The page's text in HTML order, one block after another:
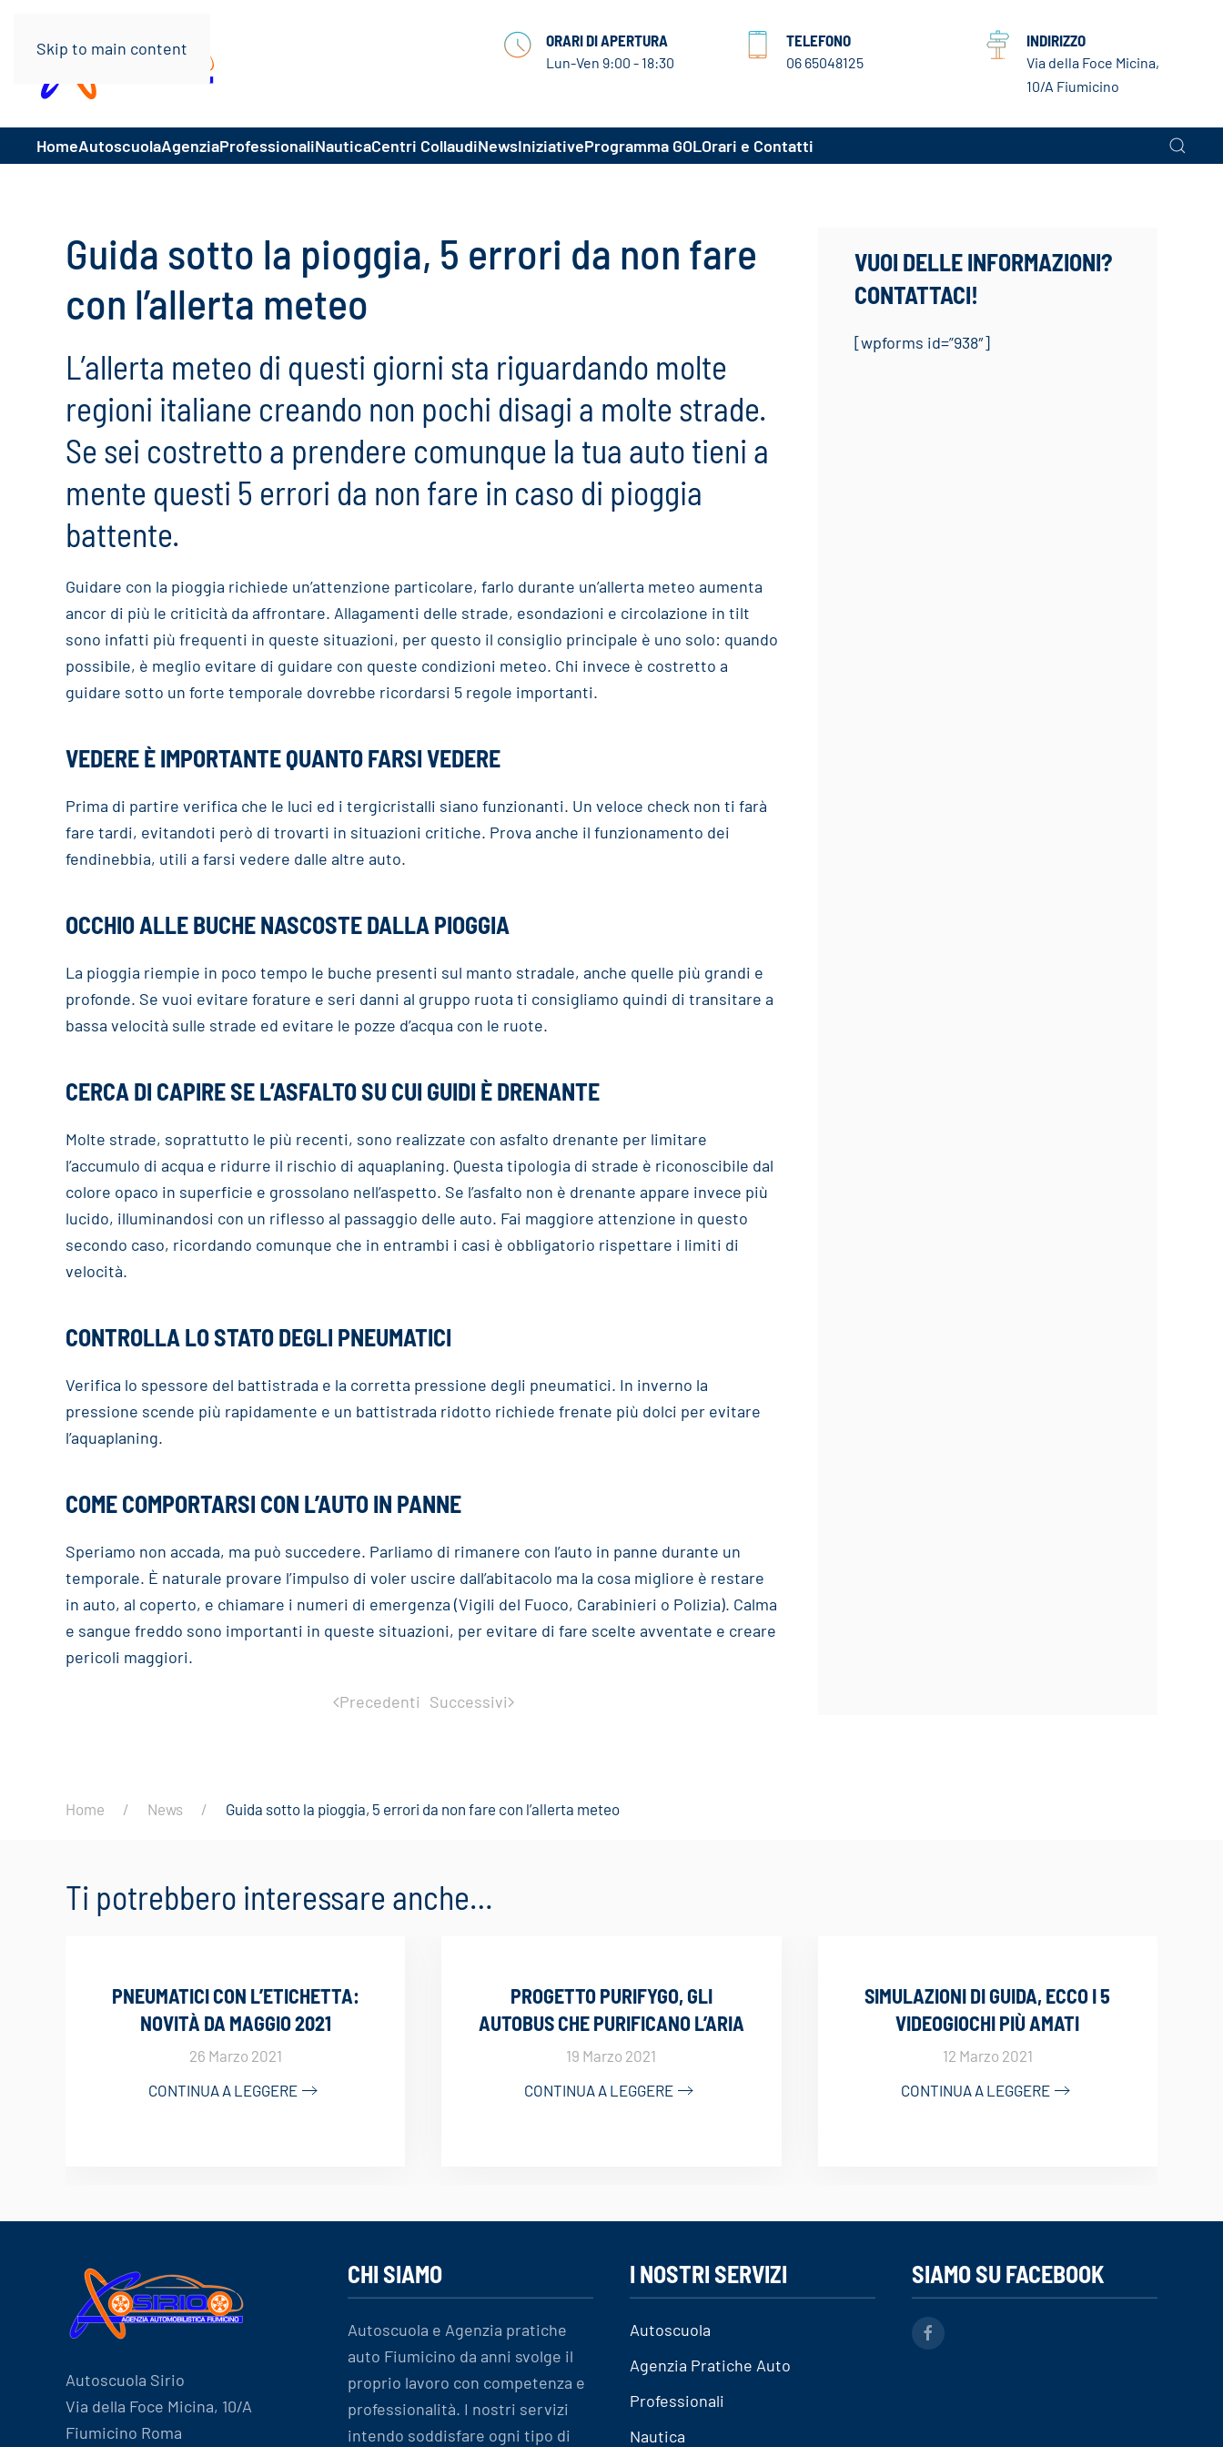
Skip to main content ORARI DI APERTURA
Lun-Ven 9:00 - 18:30
TELEFONO
06 65048125
INDIRIZZO
Via della Foce Micina,
10/A Fiumicino
HomeAutoscuolaAgenziaProfessionaliNauticaCentri CollaudiNewsIniziativeProgramma GOLOrari e Contatti
Guida sotto la pioggia, 5 errori da non fare
con l’allerta meteo
L’allerta meteo di questi giorni sta riguardando molte
regioni italiane creando non pochi disagi a molte strade.
Se sei costretto a prendere comunque la tua auto tieni a
mente questi 5 errori da non fare in caso di pioggia
battente.
Guidare con la pioggia richiede un’attenzione particolare, farlo durante un’allerta meteo aumenta
ancor di più le criticità da affrontare. Allagamenti delle strade, esondazioni e circolazione in tilt
sono infatti più frequenti in queste situazioni, per questo il consiglio principale è uno solo: quando
possibile, è meglio evitare di guidare con queste condizioni meteo. Chi invece è costretto a
guidare sotto un forte temporale dovrebbe ricordarsi 5 regole importanti.
VEDERE È IMPORTANTE QUANTO FARSI VEDERE
Prima di partire verifica che le luci ed i tergicristalli siano funzionanti. Un veloce check non ti farà
fare tardi, evitandoti però di trovarti in situazioni critiche. Prova anche il funzionamento dei
fendinebbia, utili a farsi vedere dalle altre auto.
OCCHIO ALLE BUCHE NASCOSTE DALLA PIOGGIA
La pioggia riempie in poco tempo le buche presenti sul manto stradale, anche quelle più grandi e
profonde. Se vuoi evitare forature e seri danni al gruppo ruota ti consigliamo quindi di transitare a
bassa velocità sulle strade ed evitare le pozze d’acqua con le ruote.
CERCA DI CAPIRE SE L’ASFALTO SU CUI GUIDI È DRENANTE
Molte strade, soprattutto le più recenti, sono realizzate con asfalto drenante per limitare
l’accumulo di acqua e ridurre il rischio di aquaplaning. Questa tipologia di strade è riconoscibile dal
colore opaco in superficie e grossolano nell’aspetto. Se l’asfalto non è drenante appare invece più
lucido, illuminandosi con un riflesso al passaggio delle auto. Fai maggiore attenzione in questo
secondo caso, ricordando comunque che in entrambi i casi è obbligatorio rispettare i limiti di
velocità.
CONTROLLA LO STATO DEGLI PNEUMATICI
Verifica lo spessore del battistrada e la corretta pressione degli pneumatici. In inverno la
pressione scende più rapidamente e un battistrada ridotto richiede frenate più dolci per evitare
l’aquaplaning.
COME COMPORTARSI CON L’AUTO IN PANNE
Speriamo non accada, ma può succedere. Parliamo di rimanere con l’auto in panne durante un
temporale. È naturale provare l’impulso di voler uscire dall’abitacolo ma la cosa migliore è restare
in auto, al coperto, e chiamare i numeri di emergenza (Vigili del Fuoco, Carabinieri o Polizia). Calma
e sangue freddo sono importanti in queste situazioni, per evitare di fare scelte avventate e creare
pericoli maggiori.
Precedenti Successivi
VUOI DELLE INFORMAZIONI?
CONTATTACI!
[wpforms id=”938″]
Home News Guida sotto la pioggia, 5 errori da non fare con l’allerta meteo
Ti potrebbero interessare anche…
PNEUMATICI CON L’ETICHETTA:
NOVITÀ DA MAGGIO 2021
26 Marzo 2021
CONTINUA A LEGGERE
PROGETTO PURIFYGO, GLI
AUTOBUS CHE PURIFICANO L’ARIA
19 Marzo 2021
CONTINUA A LEGGERE
SIMULAZIONI DI GUIDA, ECCO I 5
VIDEOGIOCHI PIÙ AMATI
12 Marzo 2021
CONTINUA A LEGGERE
Autoscuola Sirio
Via della Foce Micina, 10/A
Fiumicino Roma
CHI SIAMO
Autoscuola e Agenzia pratiche
auto Fiumicino da anni svolge il
proprio lavoro con competenza e
professionalità. I nostri servizi
intendo soddisfare ogni tipo di
I NOSTRI SERVIZI
Autoscuola
Agenzia Pratiche Auto
Professionali
Nautica
SIAMO SU FACEBOOK